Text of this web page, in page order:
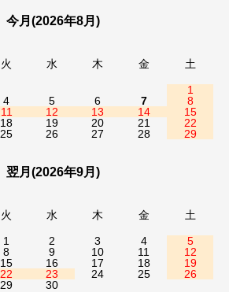
今月(2026年8月)
火 水 木 金 土
1
4 5 6 7
8
11 12 13 14
15
18 19 20 21
22
25 26 27 28
29
翌月(2026年9月)
火 水 木 金 土
1 2 3 4
5
8 9 10 11
12
15 16 17 18
19
22 23 24 25
26
29
30